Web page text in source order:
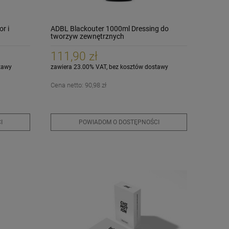
do detali
szt.
Kirkland 40x40cm
POWIADOM O
POWIADOM O
i
ADBL Blackouter 1000ml Dressing do
tworzyw zewnętrznych
111,90 zł
zawiera 23.00% VAT, bez kosztów dostawy
Cena netto: 90,98 zł
POWIADOM O DOSTĘPNOŚCI